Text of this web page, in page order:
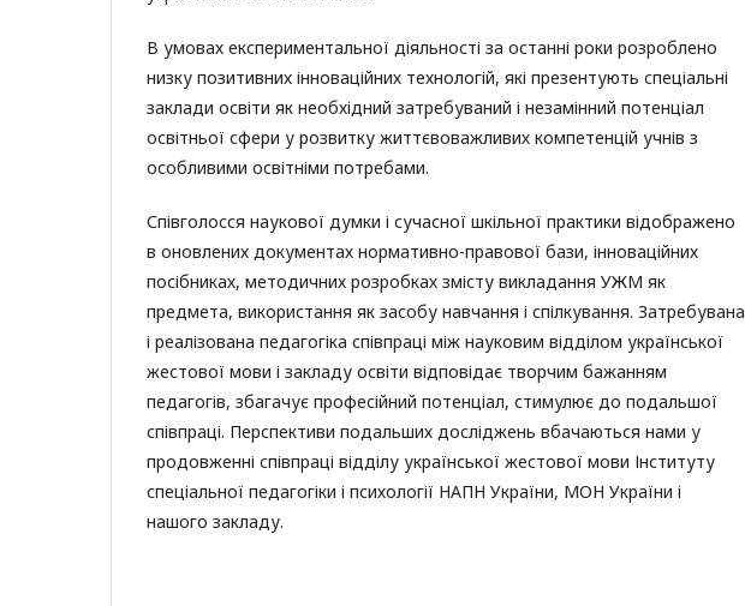
В умовах експериментальної діяльності за останні роки розроблено
низку позитивних інноваційних технологій, які презентують спеціальні
заклади освіти як необхідний затребуваний і незамінний потенціал
освітньої сфери у розвитку життєвоважливих компетенцій учнів з
особливими освітніми потребами.
Співголосся наукової думки і сучасної шкільної практики відображено
в оновлених документах нормативно-правової бази, інноваційних
посібниках, методичних розробках змісту викладання УЖМ як
предмета, використання як засобу навчання і спілкування. Затребувана
і реалізована педагогіка співпраці між науковим відділом української
жестової мови і закладу освіти відповідає творчим бажанням
педагогів, збагачує професійний потенціал, стимулює до подальшої
співпраці. Перспективи подальших досліджень вбачаються нами у
продовженні співпраці відділу української жестової мови Інституту
спеціальної педагогіки і психології НАПН України, МОН України і
нашого закладу.